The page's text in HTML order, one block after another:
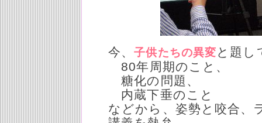
今、子供たちの異変と題し
80年周期のこと、
糖化の問題、
内蔵下垂のこと
などから、姿勢と咬合、